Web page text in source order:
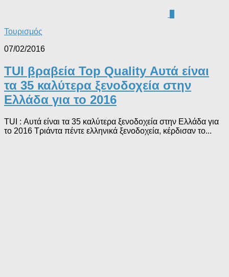
Τουρισμός
07/02/2016
TUI βραβεία Top Quality Αυτά είναι
τα 35 καλύτερα ξενοδοχεία στην
Ελλάδα για το 2016
TUI : Αυτά είναι τα 35 καλύτερα ξενοδοχεία στην Ελλάδα για
το 2016 Τριάντα πέντε ελληνικά ξενοδοχεία, κέρδισαν το...